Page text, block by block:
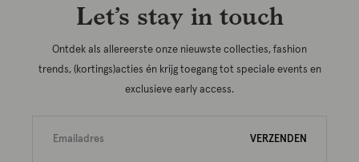
Let’s stay in touch
Ontdek als allereerste onze nieuwste collecties, fashion
trends, (kortings)acties én krijg toegang tot speciale events en
exclusieve early access.
VERZENDEN